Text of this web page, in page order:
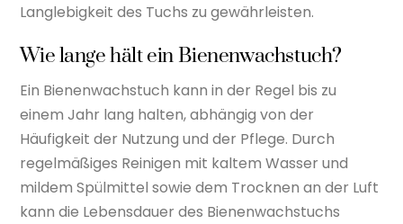
Langlebigkeit des Tuchs zu gewährleisten.
Wie lange hält ein Bienenwachstuch?
Ein Bienenwachstuch kann in der Regel bis zu
einem Jahr lang halten, abhängig von der
Häufigkeit der Nutzung und der Pflege. Durch
regelmäßiges Reinigen mit kaltem Wasser und
mildem Spülmittel sowie dem Trocknen an der Luft
kann die Lebensdauer des Bienenwachstuchs